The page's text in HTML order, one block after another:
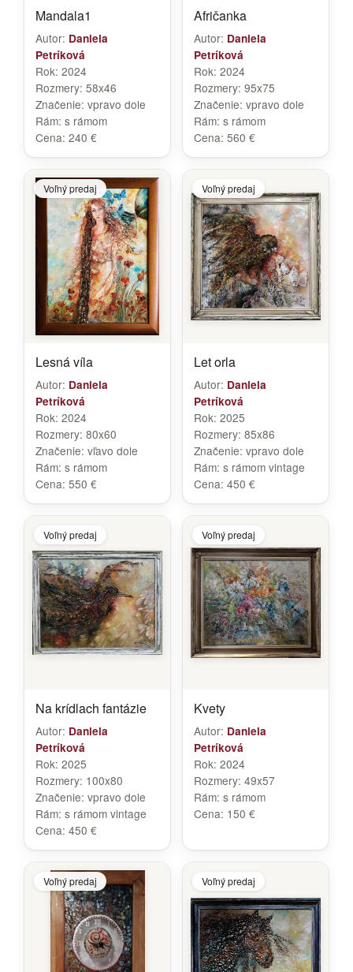
Mandala1
Autor: Daniela
Petríková
Rok: 2024
Rozmery: 58x46
Značenie: vpravo dole
Rám: s rámom
Cena: 240 €
Afričanka
Autor: Daniela
Petríková
Rok: 2024
Rozmery: 95x75
Značenie: vpravo dole
Rám: s rámom
Cena: 560 €
Voľný predaj
Lesná víla
Autor: Daniela
Petríková
Rok: 2024
Rozmery: 80x60
Značenie: vľavo dole
Rám: s rámom
Cena: 550 €
Voľný predaj
Let orla
Autor: Daniela
Petríková
Rok: 2025
Rozmery: 85x86
Značenie: vpravo dole
Rám: s rámom vintage
Cena: 450 €
Voľný predaj
Na krídlach fantázie
Autor: Daniela
Petríková
Rok: 2025
Rozmery: 100x80
Značenie: vpravo dole
Rám: s rámom vintage
Cena: 450 €
Voľný predaj
Kvety
Autor: Daniela
Petríková
Rok: 2024
Rozmery: 49x57
Rám: s rámom
Cena: 150 €
Voľný predaj Voľný predaj